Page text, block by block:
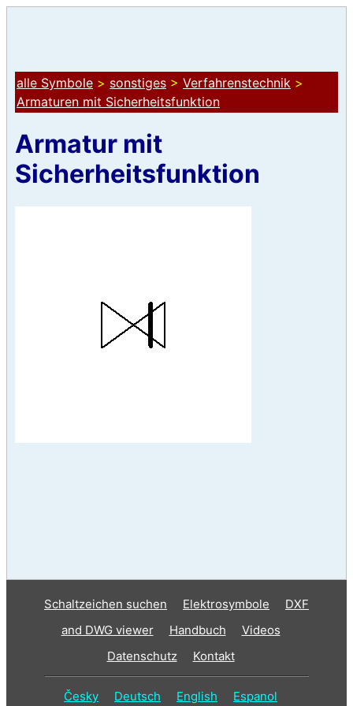
alle Symbole > sonstiges > Verfahrenstechnik >
Armaturen mit Sicherheitsfunktion
Armatur mit
Sicherheitsfunktion
Schaltzeichen suchen Elektrosymbole
DXF
and DWG viewer
Handbuch
Videos
Datenschutz
Kontakt
Česky Deutsch English Espanol